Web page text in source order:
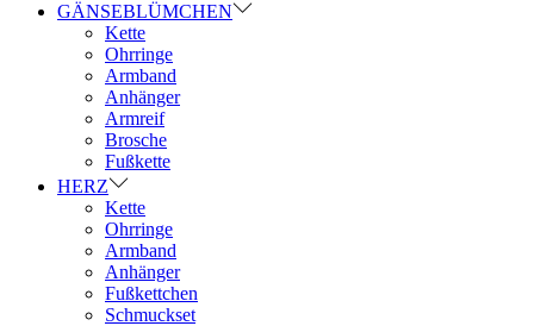
GÄNSEBLÜMCHEN
Kette
Ohrringe
Armband
Anhänger
Armreif
Brosche
Fußkette
HERZ
Kette
Ohrringe
Armband
Anhänger
Fußkettchen
Schmuckset